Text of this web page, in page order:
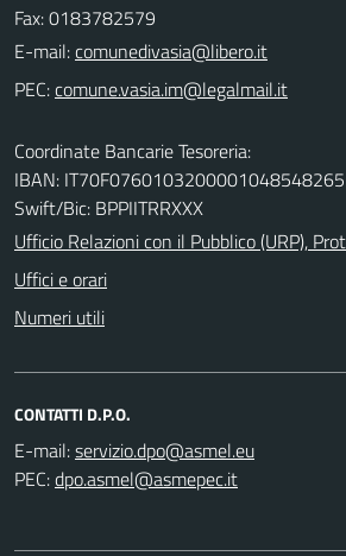
Fax: 0183782579
E-mail:
PEC:
Coordinate Bancarie Tesoreria:
IBAN: IT70F0760103200001048548265
Swift/Bic: BPPIITRRXXX
Ufficio Relazioni con il Pubblico (URP),
Uffici e orari
Numeri utili
CONTATTI D.P.O.
E-mail:
PEC: